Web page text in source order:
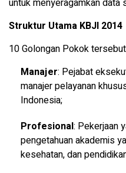
untuk menyeragamkan data
Struktur Utama KBJI 2014
10 Golongan Pokok
Manajer: Pejabat
manajer pelayanan
Indonesia;
Profesional: Pekerjaan
pengetahuan akademis
kesehatan, dan